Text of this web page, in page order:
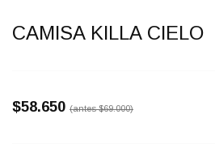
CAMISA KILLA CIELO
$58.650 (antes$69.000)